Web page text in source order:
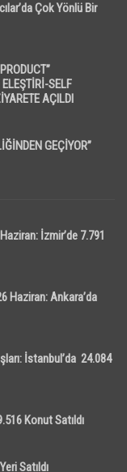
Çok Yönlü Bir
SELF
AÇILDI
GEÇİYOR”
İzmir’de 7.791
Haziran: Ankara’da
İstanbul’da 24.084
Konut Satıldı
Satıldı